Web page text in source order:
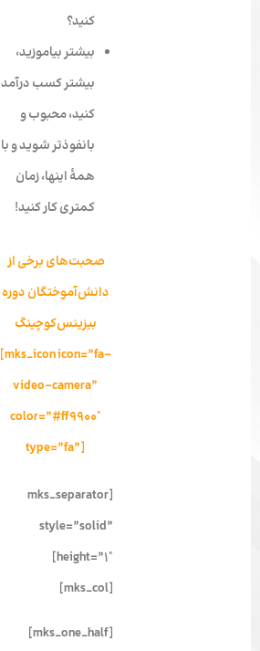
کنید؟
بیشتر بیاموزید،
بیشتر کسب درآمد
کنید، محبوب و
بانفوذتر شوید و با
همۀ اینها، زمان
کمتری کار کنید!
صحبت‌های برخی از
دانش‌آموختگان دوره
بیزینس‌کوچینگ
[mks_icon icon=”fa-
video-camera”
color=”#ff9900″
type=”fa”]
[mks_separator
style=”solid”
height=”1″]
[mks_col]
[mks_one_half]